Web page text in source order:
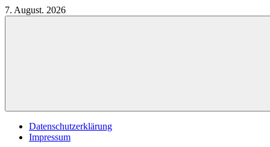
Zum
Inhalt
7. August. 2026
Datenschutzerklärung
Impressum